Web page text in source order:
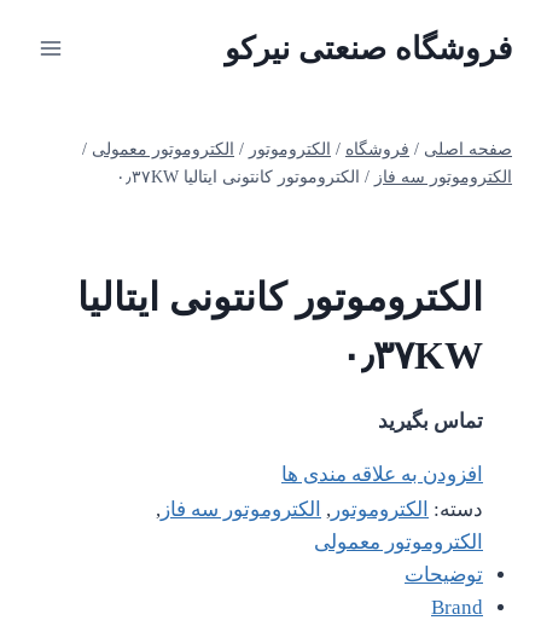
فروشگاه صنعتی نیرکو
صفحه اصلی / فروشگاه / الکتروموتور / الکتروموتور معمولی /
الکتروموتور سه فاز / الکتروموتور کانتونی ایتالیا ۰٫۳۷KW
الکتروموتور کانتونی ایتالیا
۰٫۳۷KW
تماس بگیرید
افزودن به علاقه مندی ها
دسته: الکتروموتور , الکتروموتور سه فاز ,
الکتروموتور معمولی
توضیحات
Brand